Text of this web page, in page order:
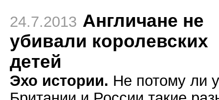
24.7.2013 Англичане не
убивали королевских
детей
Эхо истории. Не потому ли у